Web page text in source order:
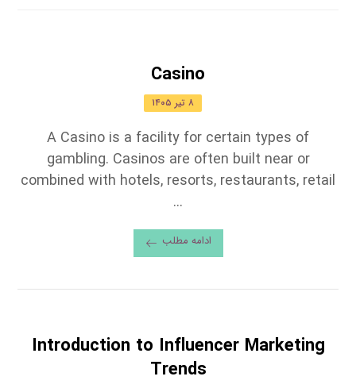
Casino
۸ تیر ۱۴۰۵
A Casino is a facility for certain types of
gambling. Casinos are often built near or
combined with hotels, resorts, restaurants, retail
...
ادامه مطلب
Introduction to Influencer Marketing
Trends